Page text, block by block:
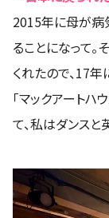
2015年に母が病
ることになって。
くれたので、17
「マックアート
て、私はダンスと